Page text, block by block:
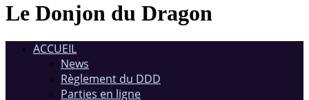
Le Donjon du Dragon
ACCUEIL
News
Règlement du DDD
Parties en ligne